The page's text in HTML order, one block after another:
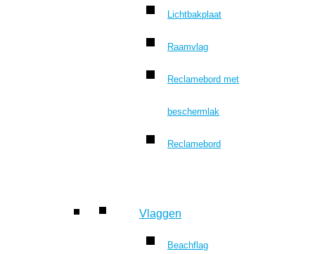
Lichtbakplaat
Raamvlag
Reclamebord met
beschermlak
Reclamebord
Vlaggen
Beachflag